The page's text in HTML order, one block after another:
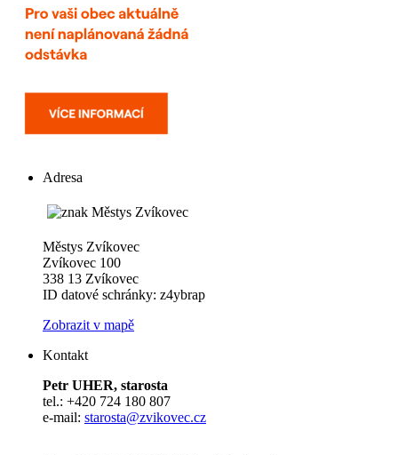
Adresa
Městys Zvíkovec
Zvíkovec 100
338 13 Zvíkovec
ID datové schránky: z4ybrap
Zobrazit v mapě
Kontakt
Petr UHER, starosta
tel.: +420 724 180 807
e-mail: starosta@zvikovec.cz